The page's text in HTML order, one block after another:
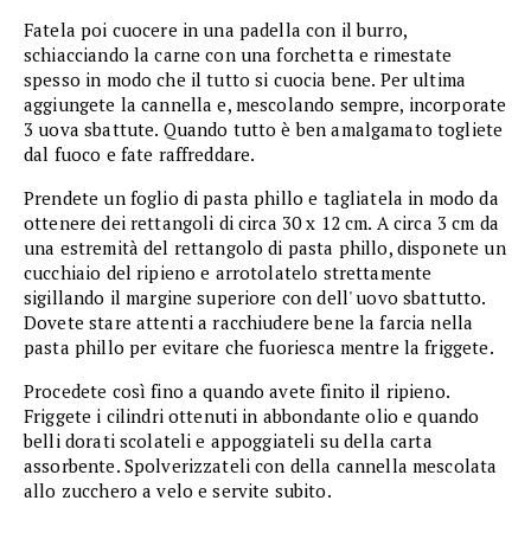
Fatela poi cuocere in una padella con il burro,
schiacciando la carne con una forchetta e rimestate
spesso in modo che il tutto si cuocia bene. Per ultima
aggiungete la cannella e, mescolando sempre, incorporate
3 uova sbattute. Quando tutto è ben amalgamato togliete
dal fuoco e fate raffreddare.
Prendete un foglio di pasta phillo e tagliatela in modo da
ottenere dei rettangoli di circa 30 x 12 cm. A circa 3 cm da
una estremità del rettangolo di pasta phillo, disponete un
cucchiaio del ripieno e arrotolatelo strettamente
sigillando il margine superiore con dell' uovo sbattutto.
Dovete stare attenti a racchiudere bene la farcia nella
pasta phillo per evitare che fuoriesca mentre la friggete.
Procedete così fino a quando avete finito il ripieno.
Friggete i cilindri ottenuti in abbondante olio e quando
belli dorati scolateli e appoggiateli su della carta
assorbente. Spolverizzateli con della cannella mescolata
allo zucchero a velo e servite subito.